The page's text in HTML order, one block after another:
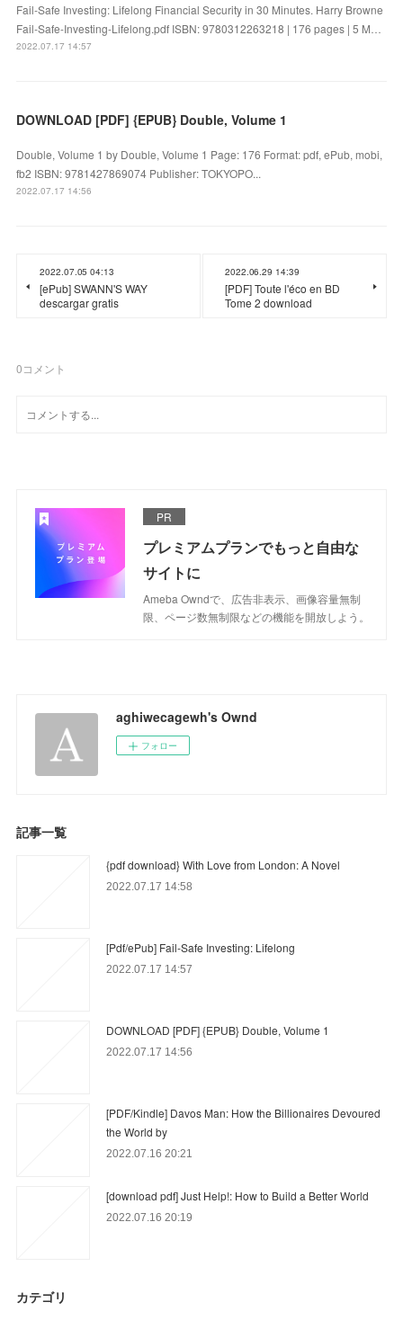
Fail-Safe Investing: Lifelong Financial Security in 30 Minutes. Harry Browne
Fail-Safe-Investing-Lifelong.pdf ISBN: 9780312263218 | 176 pages | 5 M…
2022.07.17 14:57
DOWNLOAD [PDF] {EPUB} Double, Volume 1
Double, Volume 1 by Double, Volume 1 Page: 176 Format: pdf, ePub, mobi,
fb2 ISBN: 9781427869074 Publisher: TOKYOPO...
2022.07.17 14:56
2022.07.05 04:13
[ePub] SWANN'S WAY
descargar gratis
2022.06.29 14:39
[PDF] Toute l'éco en BD
Tome 2 download
0コメント
PR
プレミアムプランでもっと自由な
サイトに
Ameba Owndで、広告非表示、画像容量無制
限、ページ数無制限などの機能を開放しよう。
aghiwecagewh's Ownd
フォロー
記事一覧
{pdf download} With Love from London: A Novel
2022.07.17 14:58
[Pdf/ePub] Fail-Safe Investing: Lifelong
2022.07.17 14:57
DOWNLOAD [PDF] {EPUB} Double, Volume 1
2022.07.17 14:56
[PDF/Kindle] Davos Man: How the Billionaires Devoured
the World by
2022.07.16 20:21
[download pdf] Just Help!: How to Build a Better World
2022.07.16 20:19
カテゴリ